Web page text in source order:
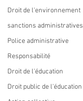
Droit de l'environnement
sanctions administratives
Police administrative
Responsabilité
Droit de l'éducation
Droit public de l'éducation